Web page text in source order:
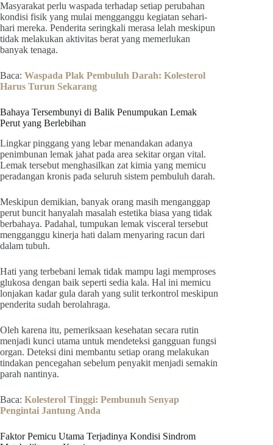
Masyarakat perlu waspada terhadap setiap perubahan
kondisi fisik yang mulai mengganggu kegiatan sehari-
hari mereka. Penderita seringkali merasa lelah meskipun
tidak melakukan aktivitas berat yang memerlukan
banyak tenaga.
Baca: Waspada Plak Pembuluh Darah: Kolesterol
Harus Turun Sekarang
Bahaya Tersembunyi di Balik Penumpukan Lemak
Perut yang Berlebihan
Lingkar pinggang yang lebar menandakan adanya
penimbunan lemak jahat pada area sekitar organ vital.
Lemak tersebut menghasilkan zat kimia yang memicu
peradangan kronis pada seluruh sistem pembuluh darah.
Meskipun demikian, banyak orang masih menganggap
perut buncit hanyalah masalah estetika biasa yang tidak
berbahaya. Padahal, tumpukan lemak visceral tersebut
mengganggu kinerja hati dalam menyaring racun dari
dalam tubuh.
Hati yang terbebani lemak tidak mampu lagi memproses
glukosa dengan baik seperti sedia kala. Hal ini memicu
lonjakan kadar gula darah yang sulit terkontrol meskipun
penderita sudah berolahraga.
Oleh karena itu, pemeriksaan kesehatan secara rutin
menjadi kunci utama untuk mendeteksi gangguan fungsi
organ. Deteksi dini membantu setiap orang melakukan
tindakan pencegahan sebelum penyakit menjadi semakin
parah nantinya.
Baca: Kolesterol Tinggi: Pembunuh Senyap
Pengintai Jantung Anda
Faktor Pemicu Utama Terjadinya Kondisi Sindrom